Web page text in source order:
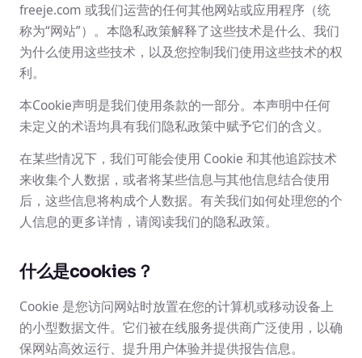
freeje.com 或我们运营的任何其他网站或应用程序（统
称为“网站”）。本隐私政策解释了这些技术是什么、我们
为什么使用这些技术，以及您控制我们使用这些技术的权
利。
本Cookie声明是我们使用条款的一部分。本声明中任何
未定义的术语均具有我们隐私政策中赋予它们的含义。
在某些情况下，我们可能会使用 Cookie 和其他追踪技术
来收集个人数据，或者将某些信息与其他信息结合使用
后，这些信息将构成个人数据。有关我们如何处理您的个
人信息的更多详情，请阅读我们的隐私政策。
什么是cookies？
Cookie 是您访问网站时放置在您的计算机或移动设备上
的小型数据文件。它们被在线服务提供商广泛使用，以确
保网站高效运行、提升用户体验并提供报告信息。